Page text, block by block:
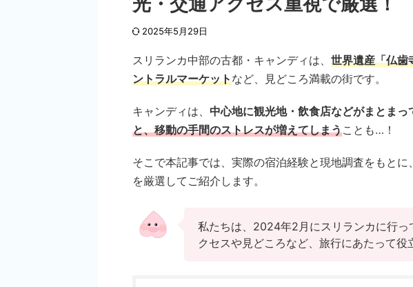
2025年5月29日
スリランカ中部の古都・キャンディは、 世界遺産「仏歯
ントラルマーケットなど、見どころ満載の街です。
キャンディは、 中心地に観光地・飲食店などがまとまっ
と、移動の手間のストレスが増えてしまうことも…！
そこで本記事では、実際の宿泊経験と現地調査をもと
を厳選してご紹介します。
私たちは、2024年2月にスリランカに行っ
クセスや見どころなど、旅行にあたって役